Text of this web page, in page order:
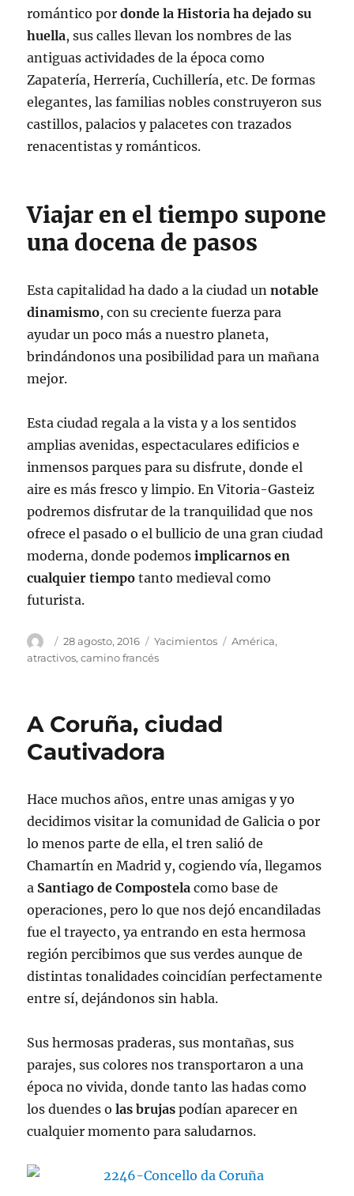
romántico pordonde la Historia ha dejado su
huella, sus calles llevan los nombres de las
antiguas actividades de la época como
Zapatería, Herrería, Cuchillería, etc. De formas
elegantes, las familias nobles construyeron sus
castillos, palacios y palacetes con trazados
renacentistas y románticos.
Viajar en el tiempo supone
una docena de pasos
Esta capitalidad ha dado a la ciudad unnotable
dinamismo, con su creciente fuerza para
ayudar un poco más a nuestro planeta,
brindándonos una posibilidad para un mañana
mejor.
Esta ciudad regala a la vista y a los sentidos
amplias avenidas, espectaculares edificios e
inmensos parques para su disfrute, donde el
aire es más fresco y limpio. En Vitoria-Gasteiz
podremos disfrutar de la tranquilidad que nos
ofrece el pasado o el bullicio de una gran ciudad
moderna, donde podemosimplicarnos en
cualquier tiempo tanto medieval como
futurista.
Autor
Publicado
el
28 agosto, 2016 Categorías
Yacimientos Etiquetas
América,
atractivos,camino francés
A Coruña, ciudad
Cautivadora
Hace muchos años, entre unas amigas y yo
decidimos visitar la comunidad de Galicia o por
lo menos parte de ella, el tren salió de
Chamartín en Madrid y, cogiendo vía, llegamos
a Santiago de Compostela como base de
operaciones, pero lo que nos dejó encandiladas
fue el trayecto, ya entrando en esta hermosa
región percibimos que sus verdes aunque de
distintas tonalidades coincidían perfectamente
entre sí, dejándonos sin habla.
Sus hermosas praderas, sus montañas, sus
parajes, sus colores nos transportaron a una
época no vivida, donde tanto las hadas como
los duendes o las brujas podían aparecer en
cualquier momento para saludarnos.